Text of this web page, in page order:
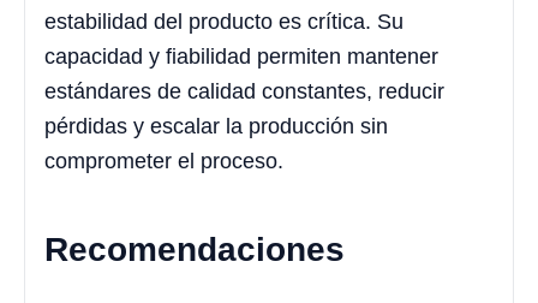
estabilidad del producto es crítica. Su
capacidad y fiabilidad permiten mantener
estándares de calidad constantes, reducir
pérdidas y escalar la producción sin
comprometer el proceso.
Recomendaciones